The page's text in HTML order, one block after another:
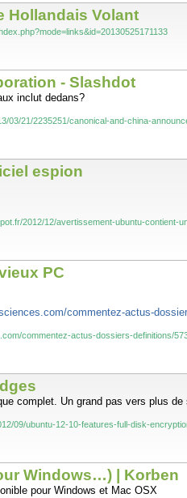
Hollandais Volant
- Slashdot
inclut dedans?
03/21/2235251/canonical-and-china-
espion
2012/12/avertissement-ubuntu-contient-
PC
commentez-actus-
commentez-actus-dossiers-definitions/
complet. Un grand pas vers plus
09/ubuntu-12-10-features-full-disk-
Windows…) | Korben
pour Windows et Mac OSX